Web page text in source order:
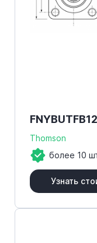
Thomson
более 10
Узнать